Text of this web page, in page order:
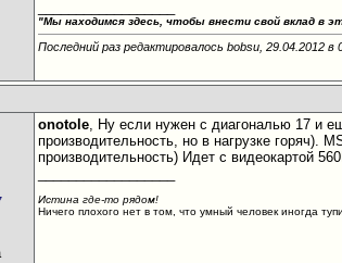
"Мы находимся здесь, чтобы внести свой вклад в
Последний раз редактировалось bobsu, 29.04.2012 в
onotole, Ну если нужен с диагональю 17 и
производительность, но в нагрузке горяч).
производительность) Идет с видеокартой
Истина где-то рядом!
Ничего плохого нет в том, что умный человек иногда